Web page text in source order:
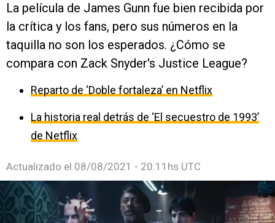
La película de James Gunn fue bien recibida por
la crítica y los fans, pero sus números en la
taquilla no son los esperados. ¿Cómo se
compara con Zack Snyder's Justice League?
Reparto de ‘Doble fortaleza’ en Netflix
La historia real detrás de ‘El secuestro de 1993’
de Netflix
Actualizado el 08/08/2021 - 20:11hs UTC